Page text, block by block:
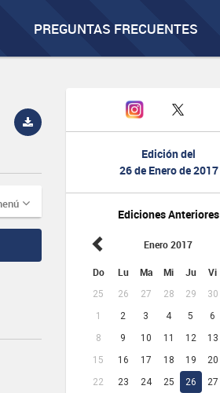
PREGUNTAS FRECUENTES
Edición del
26 de Enero de 2017
Ediciones Anteriores
Enero 2017
Do Lu Ma Mi Ju Vi
25 26 27 28 29 30
1
2 3 4 5 6
8
9 10 11 12 13
15
16 17 18 19 20
22
23 24 25 26 27